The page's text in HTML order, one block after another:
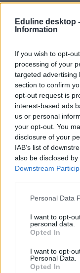
Eduline desktop -
Information
If you wish to opt-
processing of your
targeted advertising
section to confirm
opt-out request is
interest-based ads
us or personal
your opt-out. You
disclosure of your
IAB’s list of
also be disclosed
Downstream
Personal Data
I want to opt-
personal data.
Opted In
I want to opt-
Personal Data.
Opted In
tudomány